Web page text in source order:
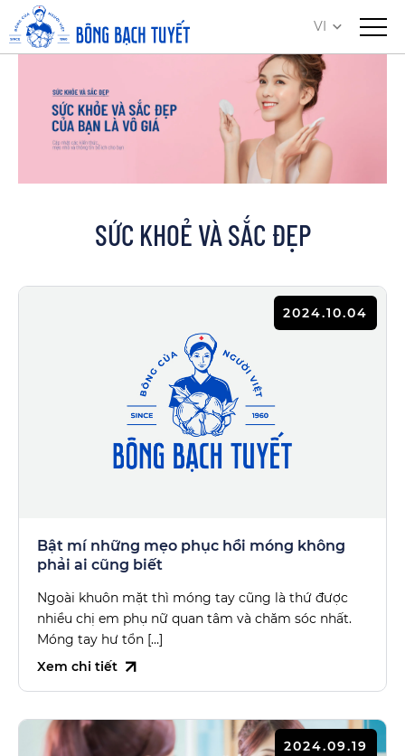
VI
SỨC KHOẺ VÀ SẮC ĐẸP
2024.10.04
Bật mí những mẹo phục hồi móng không
phải ai cũng biết
Ngoài khuôn mặt thì móng tay cũng là thứ được
nhiều chị em phụ nữ quan tâm và chăm sóc nhất.
Móng tay hư tổn […]
Xem chi tiết
2024.09.19